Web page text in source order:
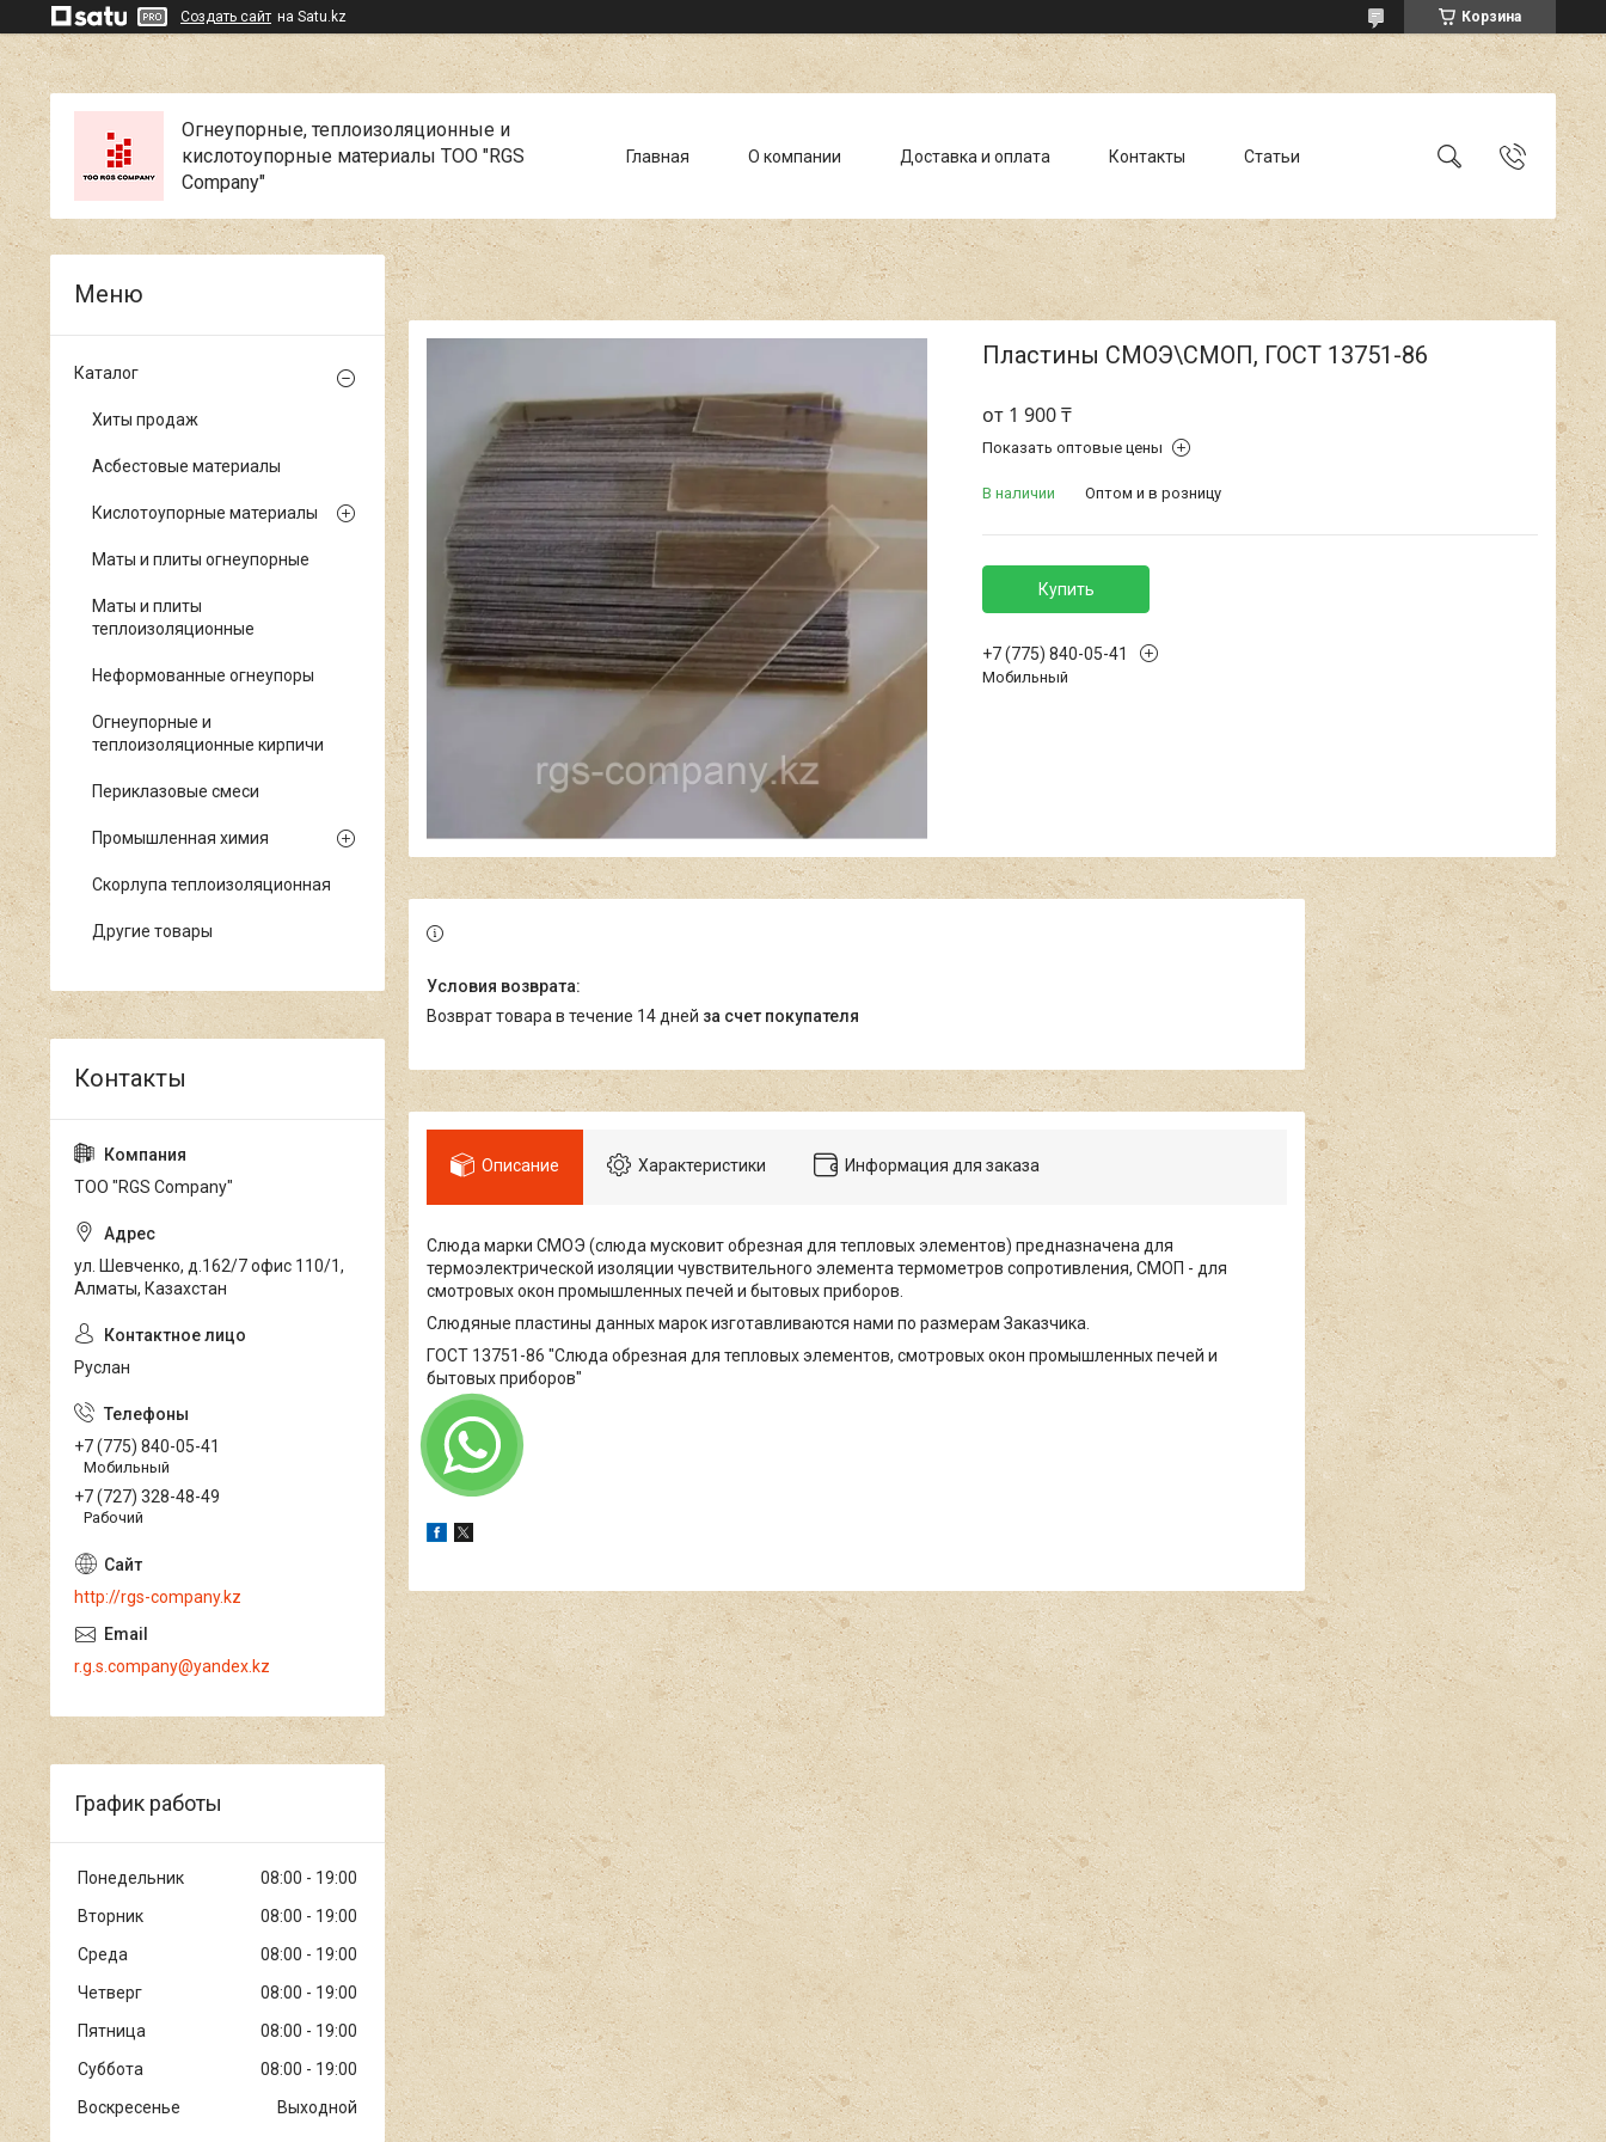
Создать сайт на Satu.kz Корзина
Огнеупорные, теплоизоляционные и
кислотоупорные материалы ТОО "RGS
Company"
Главная О компании Доставка и оплата Контакты Статьи
Пластины СМОЭ\СМОП, ГОСТ 13751-86
от 1 900 ₸
Показать оптовые цены
В наличии Оптом и в розницу
Купить
+7 (775) 840-05-41
Мобильный
возврат товара в течение 14 дней за счет покупателя
Описание Характеристики Информация для заказа
Слюда марки СМОЭ (слюда мусковит обрезная для тепловых элементов) предназначена для
термоэлектрической изоляции чувствительного элемента термометров сопротивления, СМОП - для
смотровых окон промышленных печей и бытовых приборов.
Слюдяные пластины данных марок изготавливаются нами по размерам Заказчика.
ГОСТ 13751-86 "Слюда обрезная для тепловых элементов, смотровых окон промышленных печей и
бытовых приборов"
Каталог
Хиты продаж
Асбестовые материалы
Кислотоупорные материалы
Маты и плиты огнеупорные
Маты и плиты
теплоизоляционные
Неформованные огнеупоры
Огнеупорные и
теплоизоляционные кирпичи
Периклазовые смеси
Промышленная химия
Скорлупа теплоизоляционная
Другие товары
ТОО "RGS Company"
ул. Шевченко, д.162/7 офис 110/1,
Алматы, Казахстан
Руслан
+7 (775) 840-05-41
Мобильный
+7 (727) 328-48-49
Рабочий
http://rgs-company.kz
r.g.s.company@yandex.kz
График работы
Понедельник 08:00
19:00
Вторник
08:00
19:00
Среда
08:00
19:00
Четверг
08:00
19:00
Пятница
08:00
19:00
Суббота
08:00
19:00
Воскресенье
Выходной